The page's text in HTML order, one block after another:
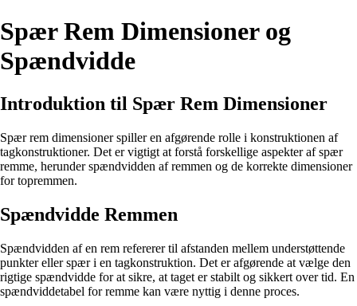
Spær Rem Dimensioner og
Spændvidde
Introduktion til Spær Rem Dimensioner
Spær rem dimensioner spiller en afgørende rolle i konstruktionen af
tagkonstruktioner. Det er vigtigt at forstå forskellige aspekter af spær
remme, herunder spændvidden af remmen og de korrekte dimensioner
for topremmen.
Spændvidde Remmen
Spændvidden af en rem refererer til afstanden mellem understøttende
punkter eller spær i en tagkonstruktion. Det er afgørende at vælge den
rigtige spændvidde for at sikre, at taget er stabilt og sikkert over tid. En
spændviddetabel for remme kan være nyttig i denne proces.